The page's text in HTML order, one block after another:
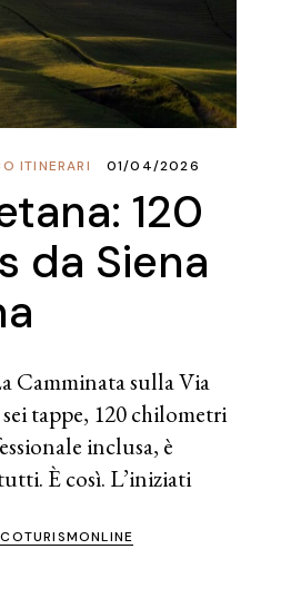
ITINERARI 01/04/2026
120
da Siena
Camminata sulla Via
tappe, 120 chilometri
inclusa, è
È così. L’iniziati